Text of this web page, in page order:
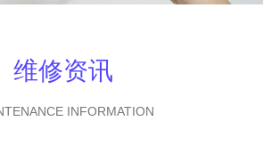
维修资讯
INFORMATION